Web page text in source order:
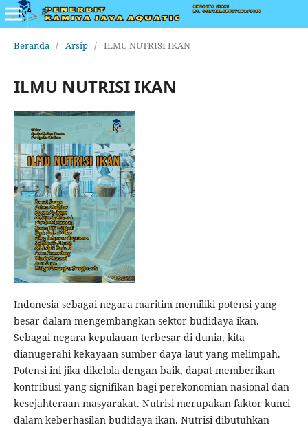
Beranda / Arsip / ILMU NUTRISI IKAN
ILMU NUTRISI IKAN
Indonesia sebagai negara maritim memiliki potensi yang
besar dalam mengembangkan sektor budidaya ikan.
Sebagai negara kepulauan terbesar di dunia, kita
dianugerahi kekayaan sumber daya laut yang melimpah.
Potensi ini jika dikelola dengan baik, dapat memberikan
kontribusi yang signifikan bagi perekonomian nasional dan
kesejahteraan masyarakat. Nutrisi merupakan faktor kunci
dalam keberhasilan budidaya ikan. Nutrisi dibutuhkan